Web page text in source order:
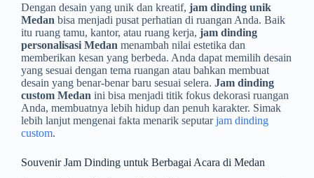
Dengan desain yang unik dan kreatif, jam dinding unik
Medan bisa menjadi pusat perhatian di ruangan Anda. Baik
itu ruang tamu, kantor, atau ruang kerja, jam dinding
personalisasi Medan menambah nilai estetika dan
memberikan kesan yang berbeda. Anda dapat memilih desain
yang sesuai dengan tema ruangan atau bahkan membuat
desain yang benar-benar baru sesuai selera. Jam dinding
custom Medan ini bisa menjadi titik fokus dekorasi ruangan
Anda, membuatnya lebih hidup dan penuh karakter. Simak
lebih lanjut mengenai fakta menarik seputarjam dinding
custom.
Souvenir Jam Dinding untuk Berbagai Acara di Medan